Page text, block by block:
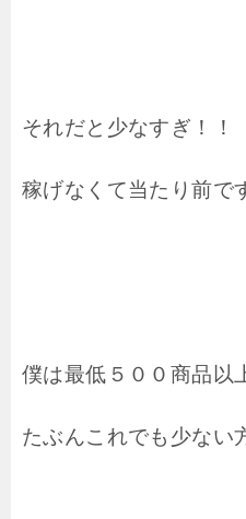
それだと少なすぎ！！
稼げなくて当たり前で
僕は最低５００商品以
たぶんこれでも少ない